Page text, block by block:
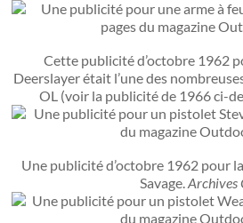
Cette publicité d’octobre 1962
Deerslayer était l’une des
OL (voir la publicité de 1966 ci-
Une publicité d’octobre 1962 pour
Savage.Archives